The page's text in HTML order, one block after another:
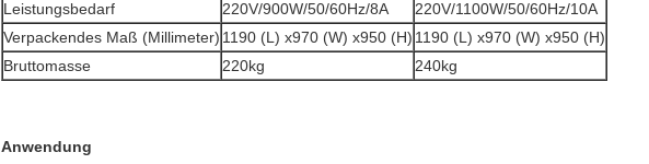
Leistungsbedarf
220V/900W/50/60Hz/8A
220V/1100W/50/60Hz/10A
Verpackendes Maß (Millimeter) 1190 (L) x970 (W) x950 (H) 1190 (L) x970 (W) x950 (H)
Bruttomasse
220kg 240kg
Anwendung